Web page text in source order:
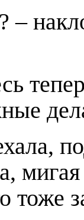
–
тоже